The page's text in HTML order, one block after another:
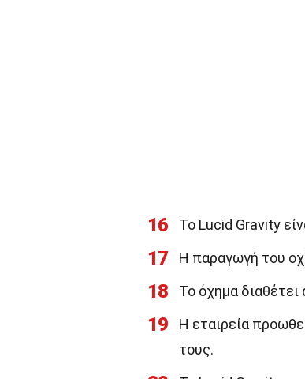
16 Το Lucid Gravity
17 Η παραγωγή του
18 Το όχημα
19
Η εταιρεία
τους.